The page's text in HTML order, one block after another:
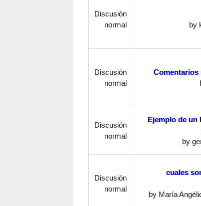
Discusión
normal
by
Discusión
normal
Comentarios
Discusión
normal
Ejemplo de un
by
Discusión
normal
cuales
by María